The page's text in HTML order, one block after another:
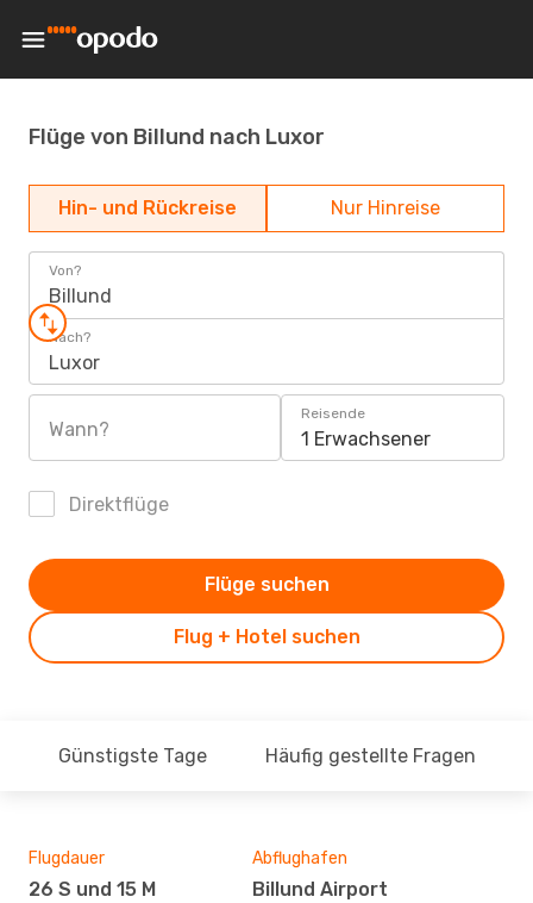
Flüge von Billund nach Luxor
Hin- und Rückreise Nur Hinreise
Von?
Billund
Nach?
Luxor
Wann?
Reisende
1 Erwachsener
Direktflüge
Flug + Hotel suchen
Flüge suchen
Günstigste Tage Häufig gestellte Fragen
Flugdauer
26 S und 15 M
Abflughafen
Billund Airport